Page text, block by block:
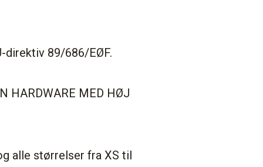
direktiv 89/686/EØF.
HARDWARE MED HØJ
alle størrelser fra XS til